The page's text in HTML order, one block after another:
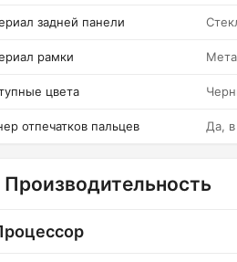
задней панели
рамки
цвета
отпечатков пальцев Да,
Производительность